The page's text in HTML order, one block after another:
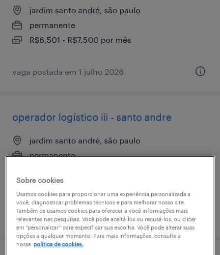
jardim santo andré, são paulo
permanente
R$6,501 - R$7,500 por mês
vaga postada em 1 julho 2026
operador logístico iii - santo andre
jardim santo andré, são paulo
permanente
vaga postada em 12 fevereiro 2026
Sobre cookies
Usamos cookies para proporcionar uma experiência personalizada a
você, diagnosticar problemas técnicos e para melhorar nosso site.
Também os usamos cookies para oferecer a você informações mais
relevantes nas pesquisas. Você pode aceitá-los ou recusá-los, ou clicar
em “personalizar” para especificar sua escolha. Você pode alterar suas
opções a qualquer momento. Para mais informações, consulte a
nossa política de cookies.